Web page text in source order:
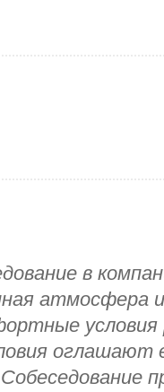
в
атмосфера
оглашают